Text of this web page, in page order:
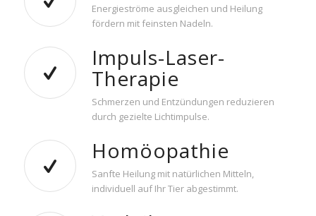
Energieströme ausgleichen und Heilung
fördern mit feinsten Nadeln.
Impuls-Laser-
Therapie
Schmerzen und Entzündungen reduzieren
durch gezielte Lichtimpulse.
Homöopathie
Sanfte Heilung mit natürlichen Mitteln,
individuell auf Ihr Tier abgestimmt.